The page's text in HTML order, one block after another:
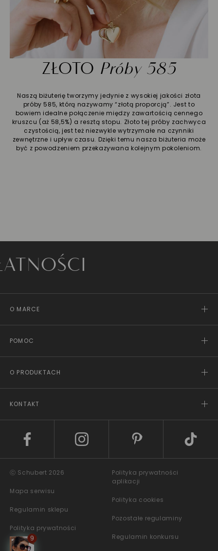
ZŁOTO Próby 585
Naszą biżuterię tworzymy jedynie z wysokiej jakości złota
próby 585, którą nazywamy “złotą proporcją”. Jest to
bowiem idealne połączenie między zawartością cennego
kruszcu (aż 58,5%) a resztą stopu. Złoto tej próby zachwyca
czystością, jest też niezwykle wytrzymałe na czynniki
zewnętrzne i upływ czasu. Dzięki temu nasza biżuteria może
być z powodzeniem przekazywana kolejnym pokoleniom.
O MARCE
POMOC
O PRODUKTACH
KONTAKT
ⓒ Schubert 2026
Mapa serwisu
Regulamin sklepu
Polityka prywatności
Polityka prywatności
aplikacji
Polityka cookies
Pozostałe regulaminy
Regulamin konkursu